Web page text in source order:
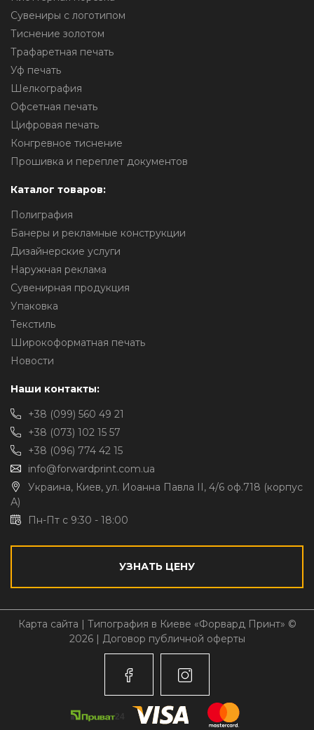
Сувениры с логотипом
Тиснение золотом
Трафаретная печать
Уф печать
Шелкография
Офсетная печать
Цифровая печать
Конгревное тиснение
Прошивка и переплет документов
Каталог товаров:
Полиграфия
Банеры и рекламные конструкции
Дизайнерские услуги
Наружная реклама
Сувенирная продукция
Упаковка
Текстиль
Широкоформатная печать
Новости
Наши контакты:
+38 (099) 560 49 21
+38 (073) 102 15 57
+38 (096) 774 42 15
info@forwardprint.com.ua
Украина, Киев, ул. Иоанна Павла II, 4/6 оф.718 (корпус
А)
Пн-Пт с 9:30 - 18:00
УЗНАТЬ ЦЕНУ
Карта сайта | Типография в Киеве «Форвард Принт» ©
2026 | Договор публичной оферты